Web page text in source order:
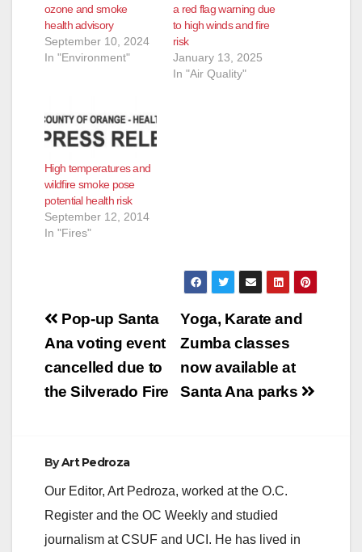
ozone and smoke
health advisory
September 10, 2024
In "Environment"
a red flag warning due
to high winds and fire
risk
January 13, 2025
In "Air Quality"
High temperatures and
wildfire smoke pose
potential health risk
September 12, 2014
In "Fires"
Post
navigation
Yoga, Karate and
Zumba classes
now available at
Santa Ana parks
Pop-up Santa
Ana voting event
cancelled due to
the Silverado Fire
ByArt Pedroza
Our Editor, Art Pedroza, worked at the O.C.
Register and the OC Weekly and studied
journalism at CSUF and UCI. He has lived in